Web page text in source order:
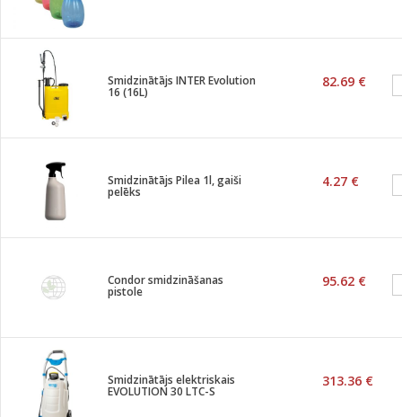
Smidzinātājs INTER Evolution
16 (16L)
82.69 €
Smidzinātājs Pilea 1l, gaiši
pelēks
4.27 €
Condor smidzināšanas
pistole
95.62 €
Smidzinātājs elektriskais
EVOLUTION 30 LTC-S
313.36 €